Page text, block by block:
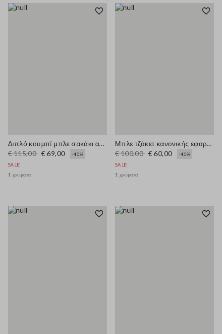
Διπλό κουμπί μπλε σακάκι από ελαστική μίξη βισκόζης
€ 115,00 € 69,00
-40%
SALE
1 χρώματα
Μπλε τζάκετ κανονικής εφαρμογής με φερμουάρ
€ 100,00 € 60,00
-40%
SALE
1 χρώματα